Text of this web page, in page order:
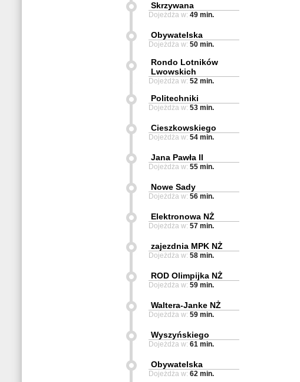
Skrzywana
Dojeżdża w: 49 min.
Obywatelska
Dojeżdża w: 50 min.
Rondo Lotników
Lwowskich
Dojeżdża w: 52 min.
Politechniki
Dojeżdża w: 53 min.
Cieszkowskiego
Dojeżdża w: 54 min.
Jana Pawła II
Dojeżdża w: 55 min.
Nowe Sady
Dojeżdża w: 56 min.
Elektronowa NŻ
Dojeżdża w: 57 min.
zajezdnia MPK NŻ
Dojeżdża w: 58 min.
ROD Olimpijka NŻ
Dojeżdża w: 59 min.
Waltera-Janke NŻ
Dojeżdża w: 59 min.
Wyszyńskiego
Dojeżdża w: 61 min.
Obywatelska
Dojeżdża w: 62 min.